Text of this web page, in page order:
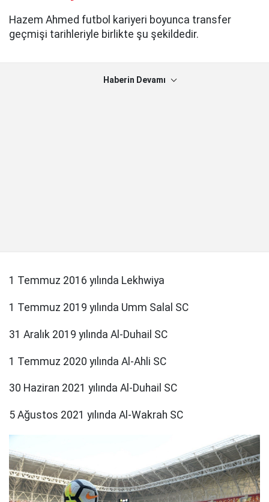
Hazem Ahmed futbol kariyeri boyunca transfer
geçmişi tarihleriyle birlikte şu şekildedir.
Haberin Devamı
1 Temmuz 2016 yılında Lekhwiya
1 Temmuz 2019 yılında Umm Salal SC
31 Aralık 2019 yılında Al-Duhail SC
1 Temmuz 2020 yılında Al-Ahli SC
30 Haziran 2021 yılında Al-Duhail SC
5 Ağustos 2021 yılında Al-Wakrah SC